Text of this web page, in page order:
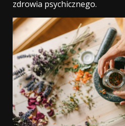
zdrowia psychicznego.